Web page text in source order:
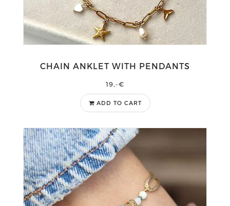
CHAIN ANKLET WITH PENDANTS
19,-€
ADD TO CART